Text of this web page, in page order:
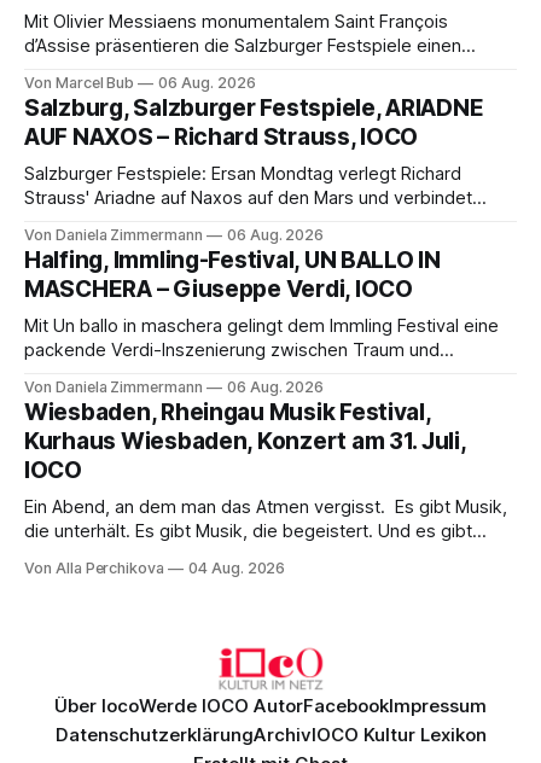
Mit Olivier Messiaens monumentalem Saint François
d’Assise präsentieren die Salzburger Festspiele einen
eine bildgewaltige Inszenierung, Maxime Pascal entfaltet
die komplexe Partitur eindrucksvoll, Philippe Sly berührt als
Franziskus.
Von Marcel Bub 06 Aug. 2026
Salzburg, Salzburger Festspiele, ARIADNE
AUF NAXOS – Richard Strauss, IOCO
Salzburger Festspiele: Ersan Mondtag verlegt Richard
Strauss' Ariadne auf Naxos auf den Mars und verbindet
Aufführung mit starken Solisten und den Wiener
Philharmonikern, szenisch bleibt der zweite Akt jedoch
hinter den Erwartungen zurück.
Von Daniela Zimmermann 06 Aug. 2026
Halfing, Immling-Festival, UN BALLO IN
MASCHERA – Giuseppe Verdi, IOCO
Mit Un ballo in maschera gelingt dem Immling Festival eine
packende Verdi-Inszenierung zwischen Traum und
psychologische Tiefe mit starken Bildern, getragen von
einem spielfreudigen Ensemble und einer musikalisch
überzeugenden Gesamtleistung.
Von Daniela Zimmermann 06 Aug. 2026
Wiesbaden, Rheingau Musik Festival,
Kurhaus Wiesbaden, Konzert am 31. Juli,
IOCO
Ein Abend, an dem man das Atmen vergisst. Es gibt Musik,
die unterhält. Es gibt Musik, die begeistert. Und es gibt
Genau so war der Abend im Kurhaus Wiesbaden, an dem
Von Alla Perchikova 04 Aug. 2026
Über IocoWerde IOCO AutorFacebookImpressum
DatenschutzerklärungArchivIOCO Kultur Lexikon